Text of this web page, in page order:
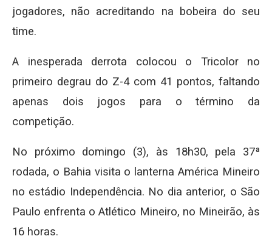
jogadores, não acreditando na bobeira do seu
time.
A inesperada derrota colocou o Tricolor no
primeiro degrau do Z-4 com 41 pontos, faltando
apenas dois jogos para o término da
competição.
No próximo domingo (3), às 18h30, pela 37ª
rodada, o Bahia visita o lanterna América Mineiro
no estádio Independência. No dia anterior, o São
Paulo enfrenta o Atlético Mineiro, no Mineirão, às
16 horas.